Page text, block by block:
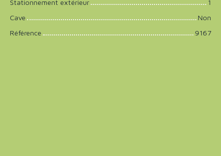
Stationnement extérieur
1
Cave
Non
Référence
9167